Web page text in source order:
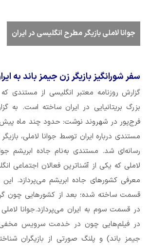
جوانا لاملی بازیگر مطرح انگلیسی در ایران
سفر شورانگیز بازیگر زن جیمز باند به
گزارش روزنامه معتبر انگلیسی از مستندی که
بزرگ بریتانیایی در ایران ساخته است. به
فرج‌پور در شهروند نوشت: حدود چند ماه
مستندی درباره ایران توسط جوانا لاملی،
رسانه‌ای شد. مستندی به‌نام جاده ابریشم
لاملی که یکی از آشناترین فعالان اجتماعی
معرفی کشورهای جاده ابریشم می‌پردازد.
قسمت ساخته شده؛ بعد از کشورهایی چون
در قسمت سوم به ایران می‌پردازد.جوانا
در فیلم‌هایی چون در خدمت سرویس مخفی
جیمز باند) و پلنگ صورتی از بازیگران